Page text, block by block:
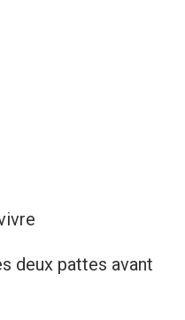
deux pattes avant